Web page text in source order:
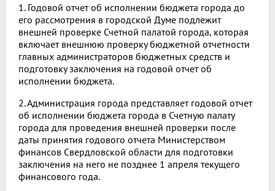
1. Годовой отчет об исполнении бюджета города до
его рассмотрения в городской Думе подлежит
внешней проверке Счетной палатой города, которая
включает внешнюю проверку бюджетной отчетности
главных администраторов бюджетных средств и
подготовку заключения на годовой отчет об
исполнении бюджета.
2. Администрация города представляет годовой отчет
об исполнении бюджета города в Счетную палату
города для проведения внешней проверки после
даты принятия годового отчета Министерством
финансов Свердловской области для подготовки
заключения на него не позднее 1 апреля текущего
финансового года.